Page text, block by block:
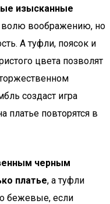
изысканные
воображению, но
А туфли, поясок и
цвета позволят
создаст игра
платье повторятся в
черным
платье, а туфли
бежевые, если